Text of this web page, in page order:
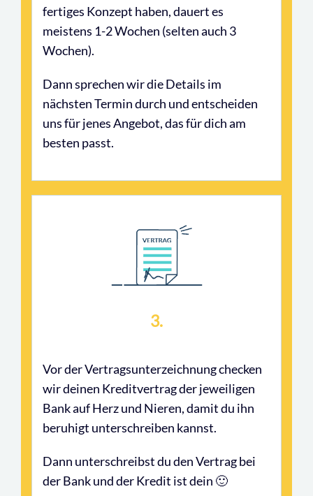
fertiges Konzept haben, dauert es
meistens 1-2 Wochen (selten auch 3
Wochen).
Dann sprechen wir die Details im
nächsten Termin durch und entscheiden
uns für jenes Angebot, das für dich am
besten passt.
3.
Vor der Vertragsunterzeichnung checken
wir deinen Kreditvertrag der jeweiligen
Bank auf Herz und Nieren, damit du ihn
beruhigt unterschreiben kannst.
Dann unterschreibst du den Vertrag bei
der Bank und der Kredit ist dein 🙂